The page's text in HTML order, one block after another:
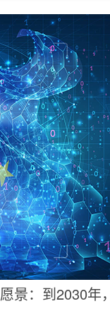
景：到2030